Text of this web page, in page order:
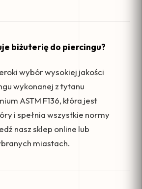
biżuterię do piercingu?
wybór wysokiej jakości
wykonanej z tytanu
ASTM F136, która jest
i spełnia wszystkie normy
nasz sklep online lub
miastach.